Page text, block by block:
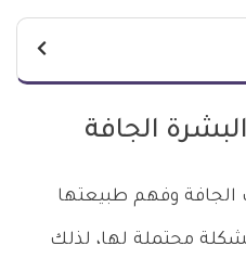
الجافة
وفهم طبيعتها
محتملة لها، لذلك